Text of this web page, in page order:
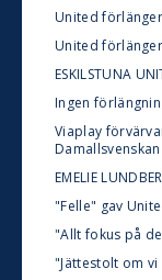
United
United
ESKILSTUNA
Ingen
Viaplay
Damallsvenskan
EMELIE
"Felle" gav
"Allt fokus på
"Jättestolt om